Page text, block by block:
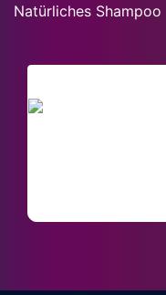
Natürliches Shampoo